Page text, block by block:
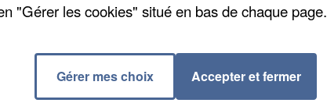
"Gérer les cookies" situé en bas de chaque page.
Gérer mes choix Accepter et fermer